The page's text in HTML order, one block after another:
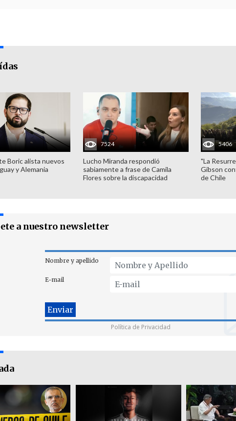
Boric alista nuevos
y Alemania
7524
Lucho Miranda respondió
sabiamente a frase de Camila
Flores sobre la discapacidad
5406
"La
Gibson
de Chile
a nuestro newsletter
Nombre y apellido
E-mail
Política de Privacidad